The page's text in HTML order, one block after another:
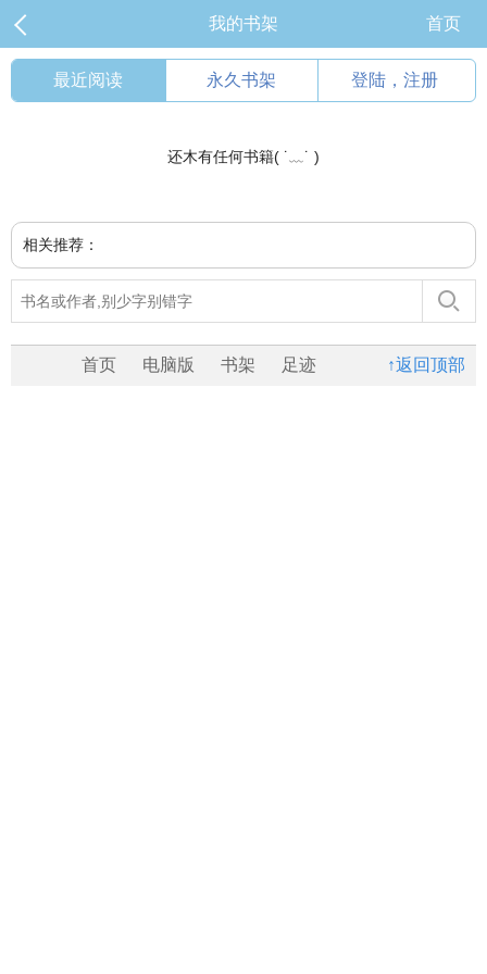
我的书架 首页
最近阅读 永久书架 登陆，注册
还木有任何书籍( ˙﹏˙ )
相关推荐：
↑返回顶部
首页 电脑版 书架 足迹